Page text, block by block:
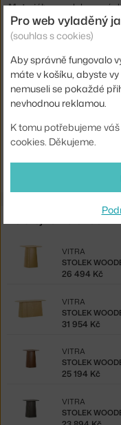
Materiál:
lakovaná
Podnož:
dřevo
Deska stolu:
dřevo
Kód produktu VIT-
Ste zo Slovenska?
Shopping from the EU?
Ze stejné kolekce
STOLEK
VITRA
26 494 Kč
STOLEK
VITRA
31 954 Kč
STOLEK
VITRA
25 194 Kč
STOLEK
VITRA
Pro web vyladěný
(souhlas s cookies)
Aby správně fungovalo
máte v košíku, abyste
nemuseli se pokaždé
nevhodnou reklamou.
K tomu potřebujeme
cookies. Děkujeme.